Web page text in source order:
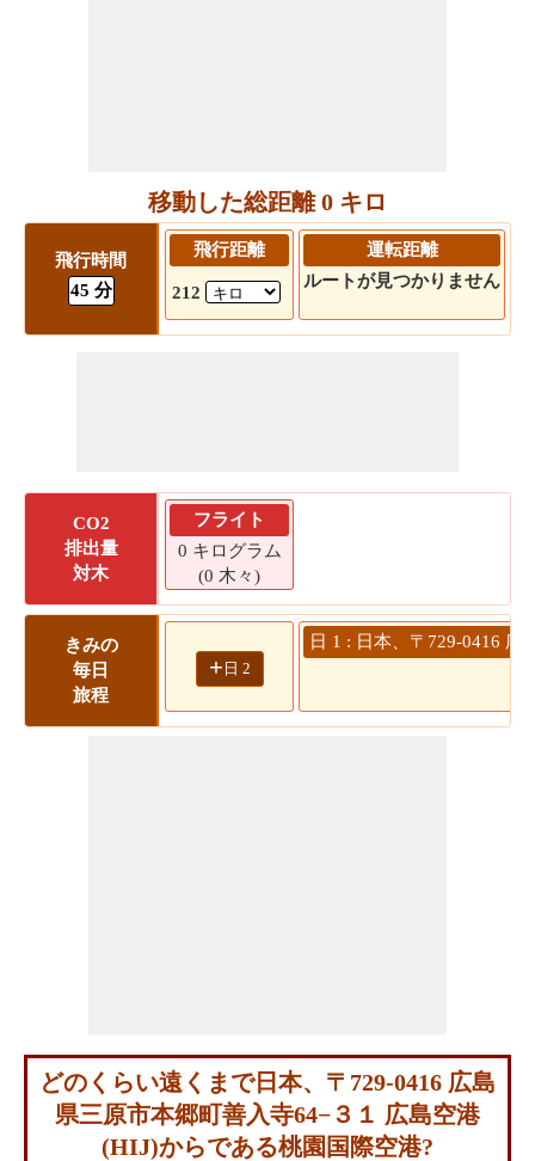
移動した総距離 0 キロ
飛行時間
45 分
飛行距離
212
運転距離
ルートが見つかりません
CO2
排出量
対木
フライト
0 キログラム
(0 木々)
きみの
毎日
旅程
+ 日 2
日 1 : 日本、〒729-0416
どのくらい遠くまで日本、〒729-0416 広島
県三原市本郷町善入寺64−３１ 広島空港
(HIJ)からである桃園国際空港?